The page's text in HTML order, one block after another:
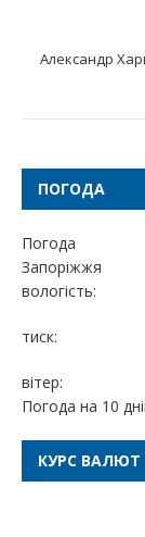
Александр
ПОГОДА
Погода
Запоріжжя
вологість:
тиск:
вітер:
Погода на 10
КУРС ВАЛЮТ